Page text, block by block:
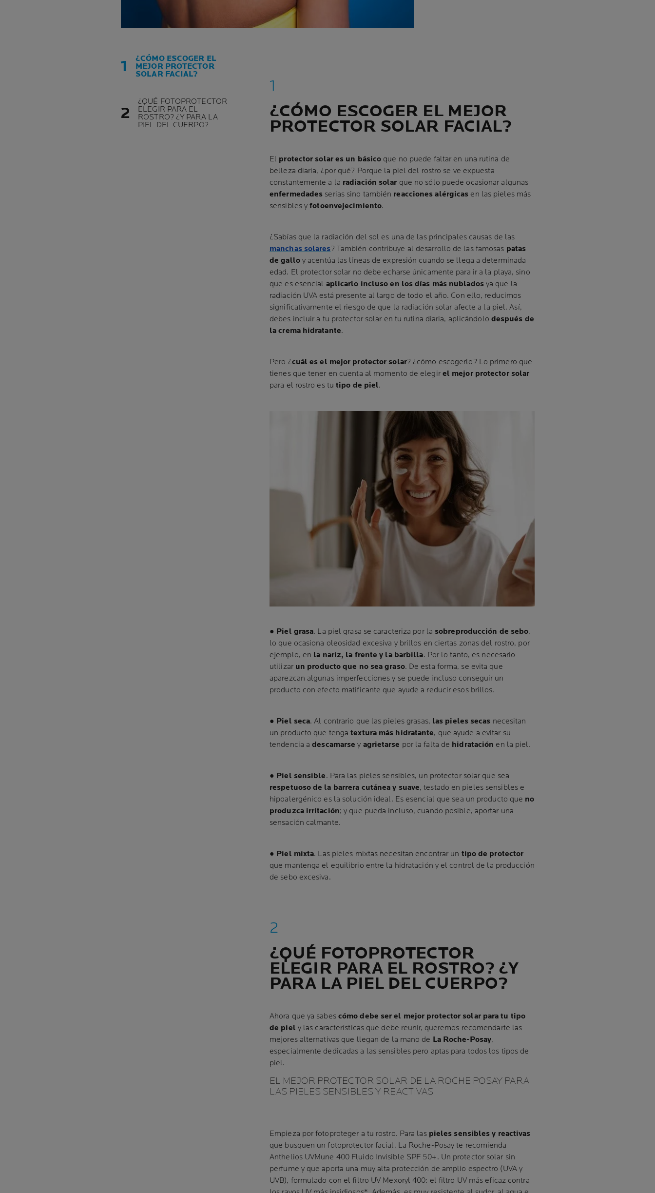
¿CÓMO ESCOGER EL
MEJOR PROTECTOR
SOLAR FACIAL?
¿QUÉ FOTOPROTECTOR
ELEGIR PARA EL
ROSTRO? ¿Y PARA LA
PIEL DEL CUERPO?
¿CÓMO ESCOGER EL MEJOR
PROTECTOR SOLAR FACIAL?
El protector solar es un básico que no puede faltar en una rutina de
belleza diaria, ¿por qué? Porque la piel del rostro se ve expuesta
constantemente a la radiación solar que no sólo puede ocasionar algunas
enfermedades serias sino también reacciones alérgicas en las pieles más
sensibles yfotoenvejecimiento.
¿Sabías que la radiación del sol es una de las principales causas de las
manchas solares? También contribuye al desarrollo de las famosas patas
de galloy acentúa las líneas de expresión cuando se llega a determinada
edad. El protector solar no debe echarse únicamente para ir a la playa, sino
que es esencial aplicarlo incluso en los días más nubladosya que la
radiación UVA está presente al largo de todo el año. Con ello, reducimos
significativamente el riesgo de que la radiación solar afecte a la piel. Así,
debes incluir a tu protector solar en tu rutina diaria, aplicándolo después de
la crema hidratante.
Pero ¿cuál es el mejor protector solar? ¿cómo escogerlo? Lo primero que
tienes que tener en cuenta al momento de elegir el mejor protector solar
para el rostro es tu tipo de piel.
● Piel grasa. La piel grasa se caracteriza por la sobreproducción de sebo,
lo que ocasiona oleosidad excesiva y brillos en ciertas zonas del rostro, por
ejemplo, en la nariz, la frente y la barbilla. Por lo tanto, es necesario
utilizar un producto que no sea graso. De esta forma, se evita que
aparezcan algunas imperfecciones y se puede incluso conseguir un
producto con efecto matificante que ayude a reducir esos brillos.
● Piel seca. Al contrario que las pieles grasas, las pieles secas necesitan
un producto que tengatextura más hidratante, que ayude a evitar su
tendencia adescamarsey agrietarse por la falta de hidratación en la piel.
● Piel sensible. Para las pieles sensibles, un protector solar que sea
respetuoso de la barrera cutánea y suave, testado en pieles sensibles e
hipoalergénico es la solución ideal. Es esencial que sea un producto que no
produzca irritación; y que pueda incluso, cuando posible, aportar una
sensación calmante.
● Piel mixta. Las pieles mixtas necesitan encontrar un tipo de protector
que mantenga el equilibrio entre la hidratación y el control de la producción
de sebo excesiva.
¿QUÉ FOTOPROTECTOR
ELEGIR PARA EL ROSTRO? ¿Y
PARA LA PIEL DEL CUERPO?
Ahora que ya sabes cómo debe ser el mejor protector solar para tu tipo
de piel y las características que debe reunir, queremos recomendarte las
mejores alternativas que llegan de la mano de La Roche-Posay,
especialmente dedicadas a las sensibles pero aptas para todos los tipos de
piel.
EL MEJOR PROTECTOR SOLAR DE LA ROCHE POSAY PARA
LAS PIELES SENSIBLES Y REACTIVAS
Empieza por fotoproteger a tu rostro. Para las pieles sensibles y reactivas
que busquen un fotoprotector facial, La Roche-Posay te recomienda
Anthelios UVMune 400 Fluido Invisible SPF 50+. Un protector solar sin
perfume y que aporta una muy alta protección de amplio espectro (UVA y
UVB), formulado con el filtro UV Mexoryl 400: el filtro UV más eficaz contra